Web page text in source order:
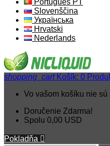
Português PT
Slovenščina
Українська
Hrvatski
Nederlands
shopping_cart Košík: 0
Vo vašom košíku nie
Doručenie Zdarma!
Spolu 0,00 USD
Pokladňa 